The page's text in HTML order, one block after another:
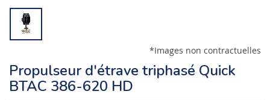
*Images non contractuelles
Propulseur d'étrave triphasé Quick
BTAC 386-620 HD